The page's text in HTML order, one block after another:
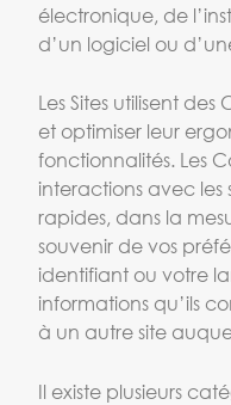
électronique, de
d’un logiciel ou
Les Sites utilisent
et optimiser leur
fonctionnalités. Les
interactions avec les
rapides, dans la
souvenir de vos
identifiant ou votre
informations qu’ils
à un autre site
Il existe plusieurs